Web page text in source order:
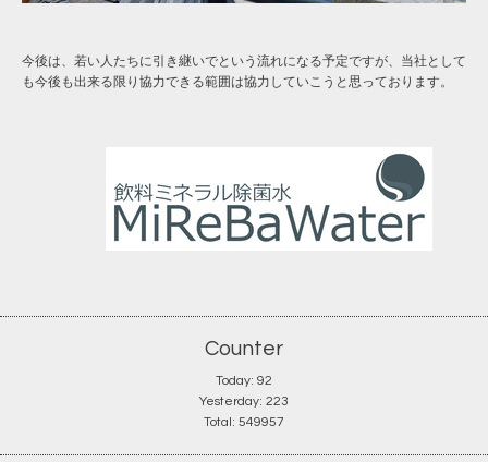
今後は、若い人たちに引き継いでという流れになる予定ですが、当社として
も今後も出来る限り協力できる範囲は協力していこうと思っております。
Counter
Today: 92
Yesterday: 223
Total: 549957